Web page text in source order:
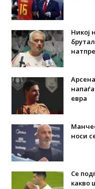
Никој
евра
носи
Се
какво